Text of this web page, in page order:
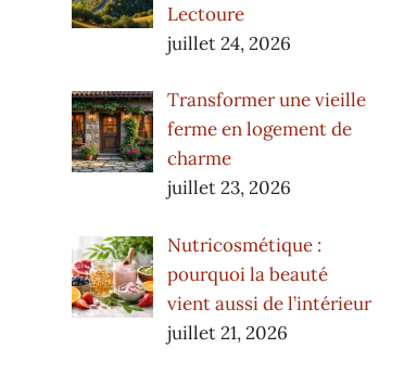
Lectoure
juillet 24, 2026
Transformer une vieille
ferme en logement de
charme
juillet 23, 2026
Nutricosmétique :
pourquoi la beauté
vient aussi de l’intérieur
juillet 21, 2026